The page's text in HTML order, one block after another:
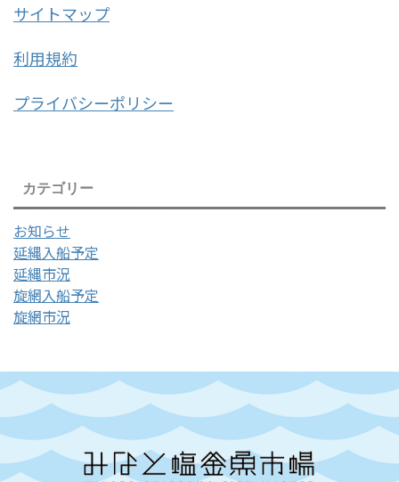
サイトマップ
利用規約
プライバシーポリシー
カテゴリー
お知らせ
延縄入船予定
延縄市況
旋網入船予定
旋網市況